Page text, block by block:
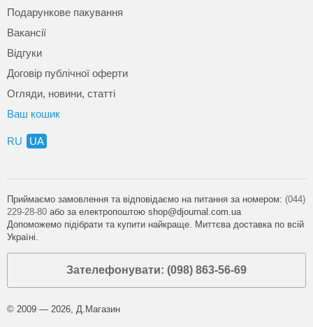
Подарункове пакування
Вакансії
Відгуки
Договір публічної оферти
Огляди, новини, статті
Ваш кошик
RU UA
Приймаємо замовлення та відповідаємо на питання за номером: (044)
229-28-80 або за електропоштою shop@djournal.com.ua
Допоможемо підібрати та купити найкраще. Миттєва доставка по всій
Україні.
Зателефонувати: (098) 863-56-69
© 2009 — 2026, Д.Магазин